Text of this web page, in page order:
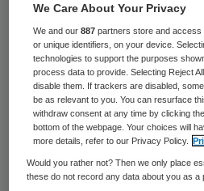
Vakbond Abvakabo FNV
referendumcampagne
onlangs gesloten cao
verpleging en
referendum wil de
voor deze cao in kaart
We Care About Your Privacy
We and our887 partners store and access
or unique identifiers, on your device.
technologies to support the purposes
process data to provide. Selecting Reject
disable them. If trackers are disabled,
be as relevant to you. You can resurface
withdraw consent at any time by clicking
bottom of the webpage. Your choices will
more details, refer to our Privacy Policy.
Would you rather not? Then we only place
these do not record any data about you as a